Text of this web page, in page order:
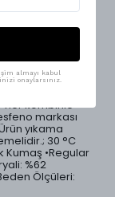
pantolon,
vazgeçilmez
kumaşı
casual hem
her kombinle
markası
yıkama
30 °C
Kumaş •Regular
%62
Ölçüleri:
almayı kabul
onaylarsınız.